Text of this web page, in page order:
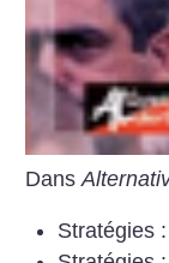
Dans
Stratégies :